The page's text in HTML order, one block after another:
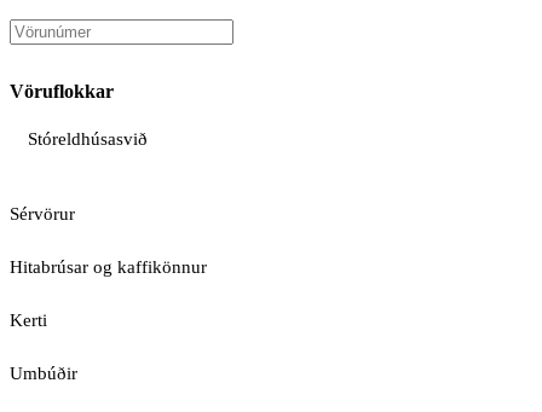
Vöruflokkar
Stóreldhúsasvið
Sérvörur
Hitabrúsar og kaffikönnur
Kerti
Umbúðir